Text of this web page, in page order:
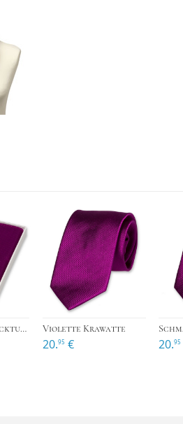
›
Violettes Einstecktuch Violette Krawatte
20.95 € 20.95